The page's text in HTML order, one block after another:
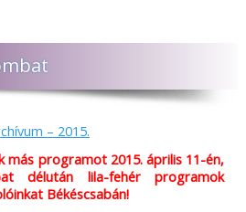
– 2015.
más programot 2015. április 11-én,
délután lila-fehér programok
Békéscsabán!